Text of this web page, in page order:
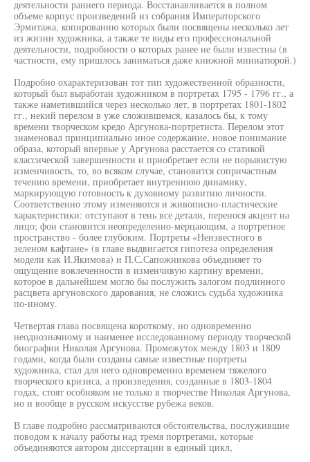
деятельности раннего периода. Восстанавливается в полном
объеме корпус произведений из собрания Императорского
Эрмитажа, копированию которых были посвящены несколько лет
из жизни художника, а также те виды его профессиональной
деятельности, подробности о которых ранее не были известны (в
частности, ему пришлось заниматься даже книжной миниатюрой.)
Подробно охарактеризован тот тип художественной образности,
который был выработан художником в портретах 1795 - 1796 гг., а
также наметившийся через несколько лет, в портретах 1801-1802
гг., некий перелом в уже сложившемся, казалось бы, к тому
времени творческом кредо Аргунова-портретиста. Перелом этот
знаменовал принципиально иное содержание, новое понимание
образа, который впервые у Аргунова расстается со статикой
классической завершенности и приобретает если не порывистую
изменчивость, то, во всяком случае, становится сопричастным
течению времени, приобретает внутреннюю динамику,
маркирующую готовность к духовному развитию личности.
Соответственно этому изменяются и живописно-пластические
характеристики: отступают в тень все детали, перенося акцент на
лицо; фон становится неопределенно-мерцающим, а портретное
пространство - более глубоким. Портреты «Неизвестного в
зеленом кафтане» (в главе выдвигается гипотеза определения
модели как И.Якимова) и П.С.Сапожникова объединяет то
ощущение вовлеченности в изменчивую картину времени,
которое в дальнейшем могло бы послужить залогом подлинного
расцвета аргуновского дарования, не сложись судьба художника
по-иному.
Четвертая глава посвящена короткому, но одновременно
неоднозначному и наименее исследованному периоду творческой
биографии Николая Аргунова. Промежуток между 1803 и 1809
годами, когда были созданы самые известные портреты
художника, стал для него одновременно временем тяжелого
творческого кризиса, а произведения, созданные в 1803-1804
годах, стоят особняком не только в творчестве Николая Аргунова,
но и вообще в русском искусстве рубежа веков.
В главе подробно рассматриваются обстоятельства, послужившие
поводом к началу работы над тремя портретами, которые
объединяются автором диссертации в единый цикл,